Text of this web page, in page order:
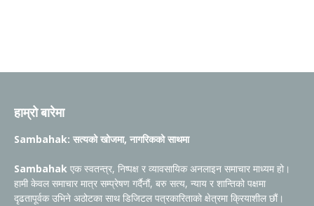
हाम्रो बारेमा
Sambahak: सत्यको खोजमा, नागरिकको साथमा
Sambahak एक स्वतन्त्र, निष्पक्ष र व्यावसायिक अनलाइन समाचार माध्यम हो।
हामी केवल समाचार मात्र सम्प्रेषण गर्दैनौं, बरु सत्य, न्याय र शान्तिको पक्षमा
दृढतापूर्वक उभिने अठोटका साथ डिजिटल पत्रकारिताको क्षेत्रमा क्रियाशील छौं।